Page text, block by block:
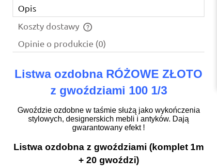
Opis
Koszty dostawy
Cena nie zawiera ewentualnych kosztów płatności
Opinie o produkcie (0)
Listwa ozdobna RÓŻOWE ZŁOTO
z gwoździami 100 1/3
Gwoździe ozdobne w taśmie służą jako wykończenia
stylowych, designerskich mebli i antyków. Dają
gwarantowany efekt !
Listwa ozdobna z gwoździami (komplet 1m
+ 20 gwoździ)